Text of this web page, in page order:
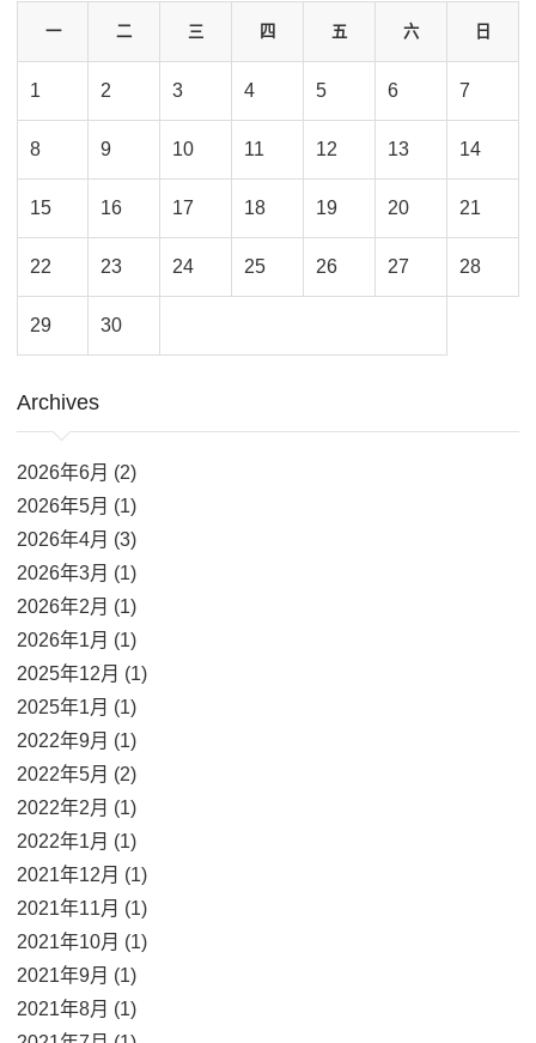
一 二 三 四 五 六 日
1 2 3 4 5 6 7
8 9 10 11 12 13 14
15 16 17 18 19 20 21
22 23 24 25 26 27 28
29 30
Archives
2026年6月 (2)
2026年5月 (1)
2026年4月 (3)
2026年3月 (1)
2026年2月 (1)
2026年1月 (1)
2025年12月 (1)
2025年1月 (1)
2022年9月 (1)
2022年5月 (2)
2022年2月 (1)
2022年1月 (1)
2021年12月 (1)
2021年11月 (1)
2021年10月 (1)
2021年9月 (1)
2021年8月 (1)